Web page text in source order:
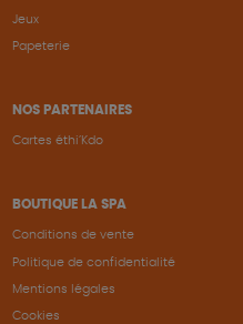
Jeux
Papeterie
NOS PARTENAIRES
Cartes éthi’Kdo
BOUTIQUE LA SPA
Conditions de vente
Politique de confidentialité
Mentions légales
Cookies